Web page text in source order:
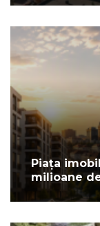
Piața
milioane